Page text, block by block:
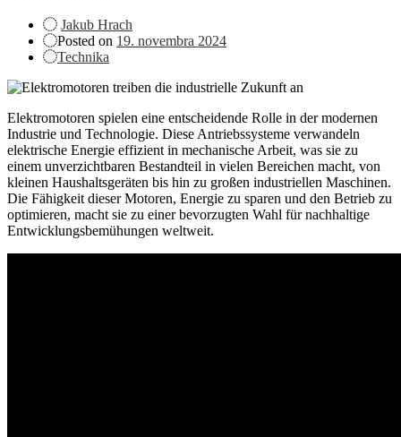
Jakub Hrach
Posted on 19. novembra 2024
Technika
Elektromotoren spielen eine entscheidende Rolle in der modernen
Industrie und Technologie. Diese Antriebssysteme verwandeln
elektrische Energie effizient in mechanische Arbeit, was sie zu
einem unverzichtbaren Bestandteil in vielen Bereichen macht, von
kleinen Haushaltsgeräten bis hin zu großen industriellen Maschinen.
Die Fähigkeit dieser Motoren, Energie zu sparen und den Betrieb zu
optimieren, macht sie zu einer bevorzugten Wahl für nachhaltige
Entwicklungsbemühungen weltweit.